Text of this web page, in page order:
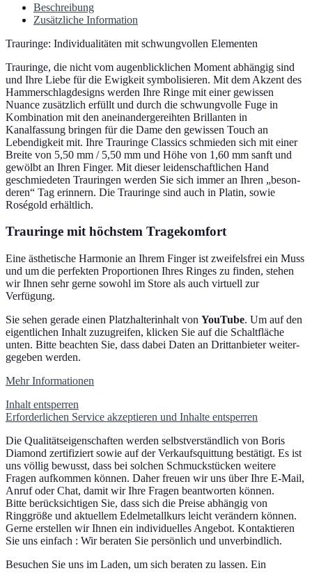
Diamanten
Menge
Beschreibung
Zusätzliche Information
Trauringe: Individualitäten mit schwung­vol­len Elementen
Trauringe, die nicht vom augen­blick­li­chen Moment abhän­gig sind
und Ihre Liebe für die Ewigkeit sym­bo­li­sie­ren. Mit dem Akzent des
Hammerschlagdesigns wer­den Ihre Ringe mit einer gewis­sen
Nuance zusätz­lich erfüllt und durch die schwung­vol­le Fuge in
Kombination mit den anein­an­der­ge­reih­ten Brillanten in
Kanalfassung brin­gen für die Dame den gewis­sen Touch an
Lebendigkeit mit. Ihre Trauringe Classics schmie­den sich mit einer
Breite von 5,50 mm / 5,50 mm und Höhe von 1,60 mm sanft und
gewölbt an Ihren Finger. Mit die­ser lei­den­schaft­li­chen Hand
geschmie­de­ten Trauringen wer­den Sie sich immer an Ihren „beson­
de­ren“ Tag erin­nern. Die Trauringe sind auch in Platin, sowie
Roségold erhältlich.
Trauringe mit höchs­tem Tragekomfort
Eine ästhe­ti­sche Harmonie an Ihrem Finger ist zwei­fels­frei ein Muss
und um die per­fek­ten Proportionen Ihres Ringes zu fin­den, ste­hen
wir Ihnen sehr gerne sowohl im Store als auch vir­tu­ell zur
Verfügung.
Sie sehen gera­de einen Platzhalterinhalt von YouTube. Um auf den
eigent­li­chen Inhalt zuzu­grei­fen, kli­cken Sie auf die Schaltfläche
unten. Bitte beach­ten Sie, dass dabei Daten an Drittanbieter wei­ter­
ge­ge­ben werden.
Mehr Informationen
Inhalt ent­sper­ren
Erforderlichen Service akzep­tie­ren und Inhalte ent­sper­ren
Die Qualitätseigenschaften wer­den selbst­ver­ständ­lich von Boris
Diamond zer­ti­fi­ziert sowie auf der Verkaufsquittung bestä­tigt. Es ist
uns völ­lig bewusst, dass bei sol­chen Schmuckstücken wei­te­re
Fragen auf­kom­men kön­nen. Daher freu­en wir uns über Ihre E‑Mail,
Anruf oder Chat, damit wir Ihre Fragen beant­wor­ten können.
Bitte berück­sich­ti­gen Sie, dass sich die Preise abhän­gig von
Ringgröße und aktu­el­lem Edelmetallkurs leicht ver­än­dern kön­nen.
Gerne erstel­len wir Ihnen ein indi­vi­du­el­les Angebot. Kontaktieren
Sie uns ein­fach : Wir bera­ten Sie per­sön­lich und unverbindlich.
Besuchen Sie uns im Laden, um sich bera­ten zu las­sen. Ein